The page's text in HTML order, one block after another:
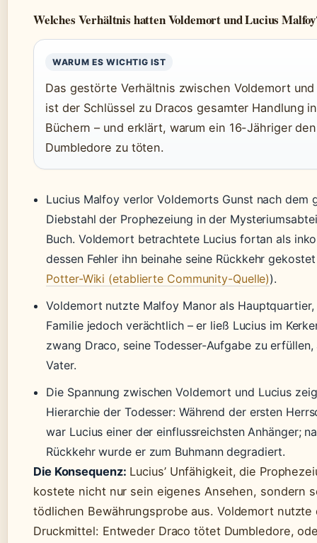
Welches Verhältnis hatten Voldemort und Lucius
WARUM ES WICHTIG IST
Das gestörte Verhältnis zwischen Voldemort
ist der Schlüssel zu Dracos gesamter Handlung
Büchern – und erklärt, warum ein 16-Jähriger
Dumbledore zu töten.
Lucius Malfoy verlor Voldemorts Gunst nach dem
Diebstahl der Prophezeiung in der
Buch. Voldemort betrachtete Lucius fortan als
dessen Fehler ihn beinahe seine Rückkehr
Potter-Wiki (etablierte Community-Quelle)).
Voldemort nutzte Malfoy Manor als
Familie jedoch verächtlich – er ließ Lucius im
zwang Draco, seine Todesser-Aufgabe zu
Vater.
Die Spannung zwischen Voldemort und Lucius
Hierarchie der Todesser: Während der ersten
war Lucius einer der einflussreichsten Anhänger;
Rückkehr wurde er zum Buhmann degradiert.
Die Konsequenz: Lucius’ Unfähigkeit, die
kostete nicht nur sein eigenes Ansehen, sondern
tödlichen Bewährungsprobe aus. Voldemort nutzte
Druckmittel: Entweder Draco tötet Dumbledore,